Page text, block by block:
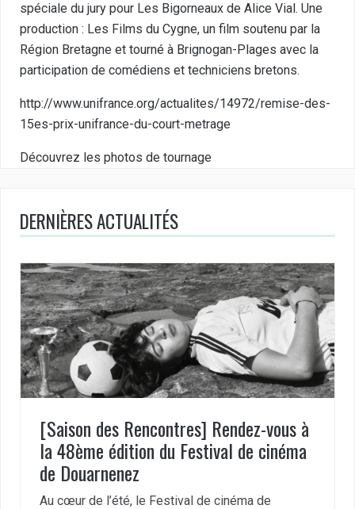
spéciale du jury pour Les Bigorneaux de Alice Vial. Une
production : Les Films du Cygne, un film soutenu par la
Région Bretagne et tourné à Brignogan-Plages avec la
participation de comédiens et techniciens bretons.
http://www.unifrance.org/actualites/14972/remise-des-
15es-prix-unifrance-du-court-metrage
Découvrez les photos de tournage
DERNIÈRES ACTUALITÉS
[Saison des Rencontres] Rendez-vous à
la 48ème édition du Festival de cinéma
de Douarnenez
Au cœur de l’été, le Festival de cinéma de